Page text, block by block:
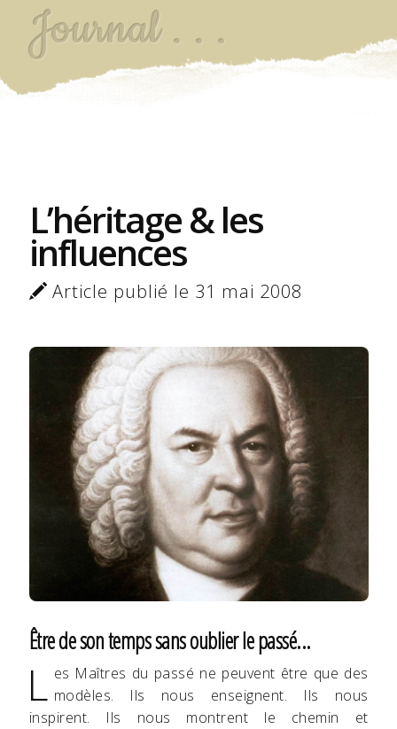
Journal . . .
L’héritage & les
influences
Article publié le 31 mai 2008
Être de son temps sans oublier le passé...
L es Maîtres du passé ne peuvent être que des
modèles. Ils nous enseignent. Ils nous
inspirent. Ils nous montrent le chemin et